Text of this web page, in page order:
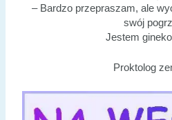
– Bardzo przepraszam, ale
swój
Jestem
Proktolog